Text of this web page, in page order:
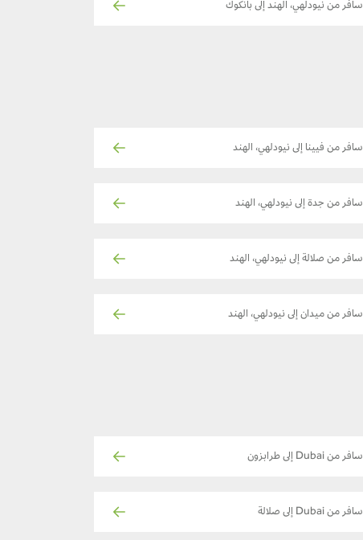
سافر من نيودلهي، الهند إلى بانكوك
سافر من فيينا إلى نيودلهي، الهند
سافر من جدة إلى نيودلهي، الهند
سافر من صلالة إلى نيودلهي، الهند
سافر من ميدان إلى نيودلهي، الهند
سافر من Dubai إلى طرابزون
سافر من Dubai إلى صلالة